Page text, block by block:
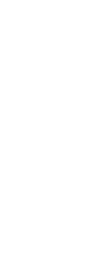
señalar,
norma.
fue
las
de las